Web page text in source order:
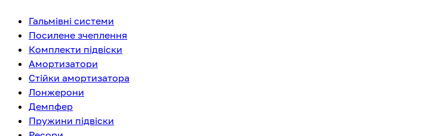
Гальмівні системи
Посилене зчеплення
Комплекти підвіски
Амортизатори
Стійки амортизатора
Лонжерони
Демпфер
Пружини підвіски